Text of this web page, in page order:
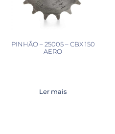
PINHÃO – 25005 – CBX 150
AERO
Ler mais